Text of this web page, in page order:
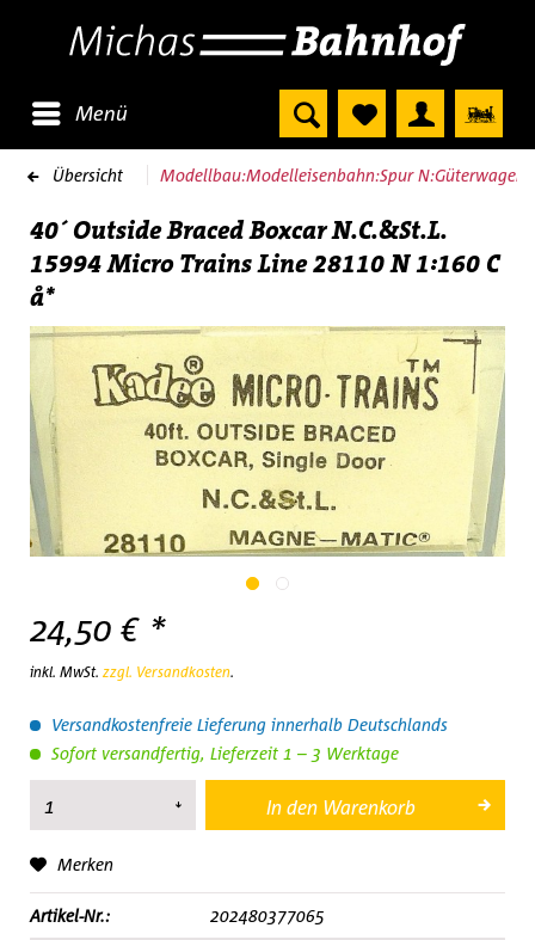
Menü
Übersicht Modellbau:Modelleisenbahn:Spur N:Güterwagen
40´ Outside Braced Boxcar N.C.&St.L.
15994 Micro Trains Line 28110 N 1:160 C
å*
24,50 € *
inkl. MwSt. zzgl. Versandkosten.
Versandkostenfreie Lieferung innerhalb Deutschlands
Sofort versandfertig, Lieferzeit 1 – 3 Werktage
In den Warenkorb
Merken
Artikel-Nr.: 202480377065